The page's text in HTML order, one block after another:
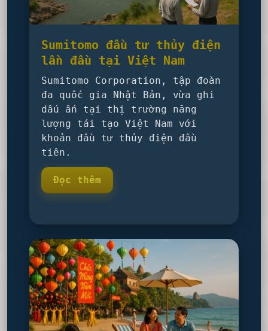
Sumitomo đầu tư thủy điện
lần đầu tại Việt Nam
Sumitomo Corporation, tập đoàn
đa quốc gia Nhật Bản, vừa ghi
dấu ấn tại thị trường năng
lượng tái tạo Việt Nam với
khoản đầu tư thủy điện đầu
tiên.
Đọc thêm